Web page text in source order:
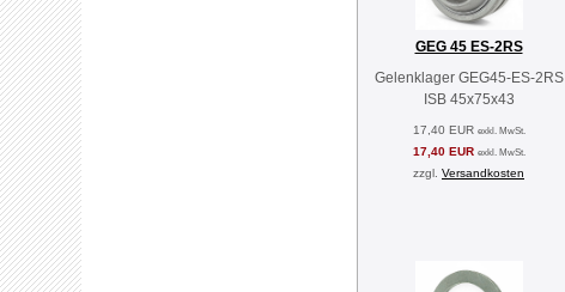
GEG 45 ES-2RS
Gelenklager GEG45-ES-2RS
ISB 45x75x43
17,40 EUR exkl. MwSt.
17,40 EUR exkl. MwSt.
zzgl. Versandkosten